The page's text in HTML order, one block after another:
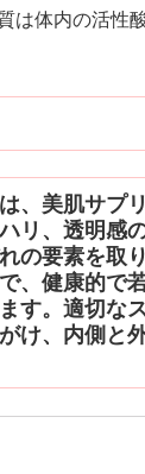
は体内の活性
、美肌サプ
リ、透明感
の要素を取
、健康的で
す。適切な
け、内側と